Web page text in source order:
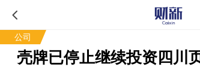
公司
壳牌已停止继续投资四川